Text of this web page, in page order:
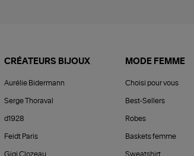
CRÉATEURS BIJOUX
Aurélie Bidermann
Serge Thoraval
d1928
Feidt Paris
Gigi Clozeau
MODE FEMME
Choisi pour vous
Best-Sellers
Robes
Baskets femme
Sweatshirt